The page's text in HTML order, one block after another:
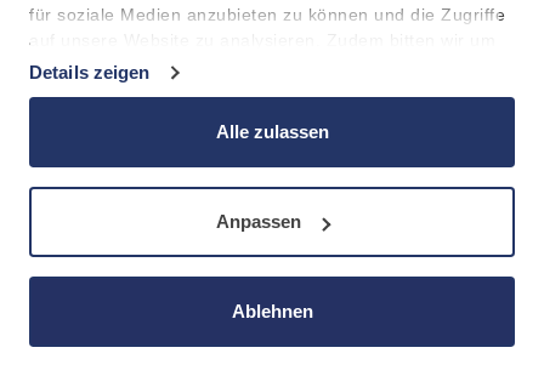
für soziale Medien anzubieten zu können und die Zugriffe
auf unsere Website zu analysieren. Zudem bitten wir um
Ihre Einwilligung in die anschließende
kann die Verarbeitung außerhalb des EWR, z.b. in den
USA, erfolgen.
Details zeigen
Alle zulassen
Anpassen
Ablehnen
Datenschutz Barrierefreiheit Impressum